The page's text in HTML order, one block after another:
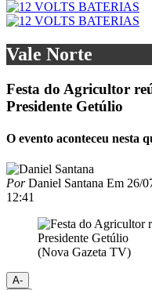
Vale Norte
Festa do Agricultor
Presidente Getúlio
O evento aconteceu nesta
PorDaniel Santana Em 26/
12:41
(Nova Gazeta TV)
A-